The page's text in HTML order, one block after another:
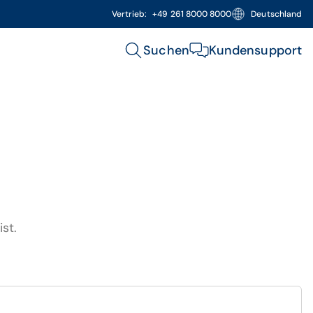
Vertrieb: +49 261 8000 8000 Deutschland
Suchen Kundensupport